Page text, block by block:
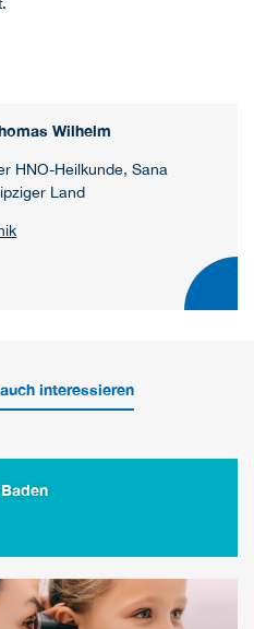
Wilhelm
HNO-Heilkunde, Sana
Land
interessieren